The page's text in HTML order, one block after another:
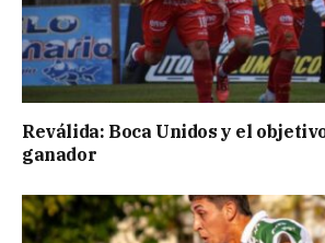
Reválida: Boca Unidos y el
ganador